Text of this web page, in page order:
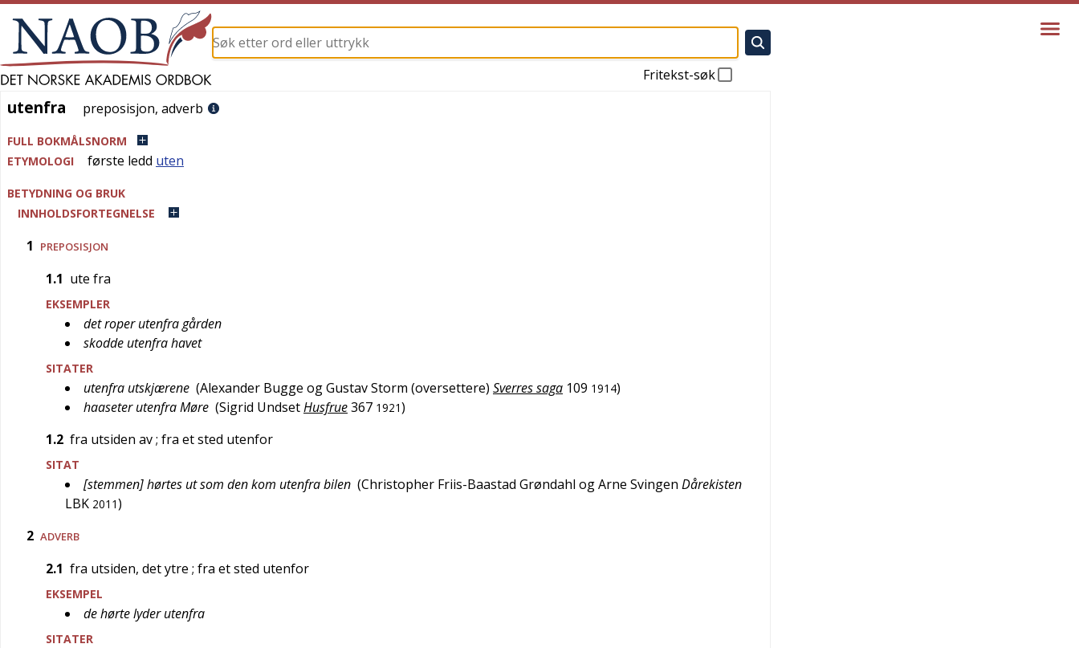
Fritekst-søk
utenfra
utenfra preposisjon, adverb
FULL BOKMÅLSNORM
ETYMOLOGI
første ledd uten
BETYDNING OG BRUK
INNHOLDSFORTEGNELSE
1 PREPOSISJON
1.1 ute fra
EKSEMPLER
det roper utenfra gården
skodde utenfra havet
SITATER
utenfra utskjærene (Alexander Bugge og Gustav Storm (oversettere) Sverres saga 109 1914)
haaseter utenfra Møre (Sigrid UndsetHusfrue367 1921)
1.2 fra utsiden av; fra et sted utenfor
SITAT
[stemmen] hørtes ut som den kom utenfra bilen (Christopher Friis-Baastad Grøndahl og Arne Svingen Dårekisten
LBK 2011)
2 ADVERB
2.1 fra utsiden, det ytre ; fra et sted utenfor
EKSEMPEL
de hørte lyder utenfra
SITATER